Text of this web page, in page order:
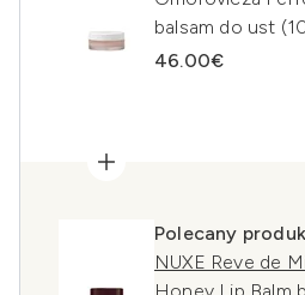
balsam do ust
46.00€
Polecany
NUXE Reve de